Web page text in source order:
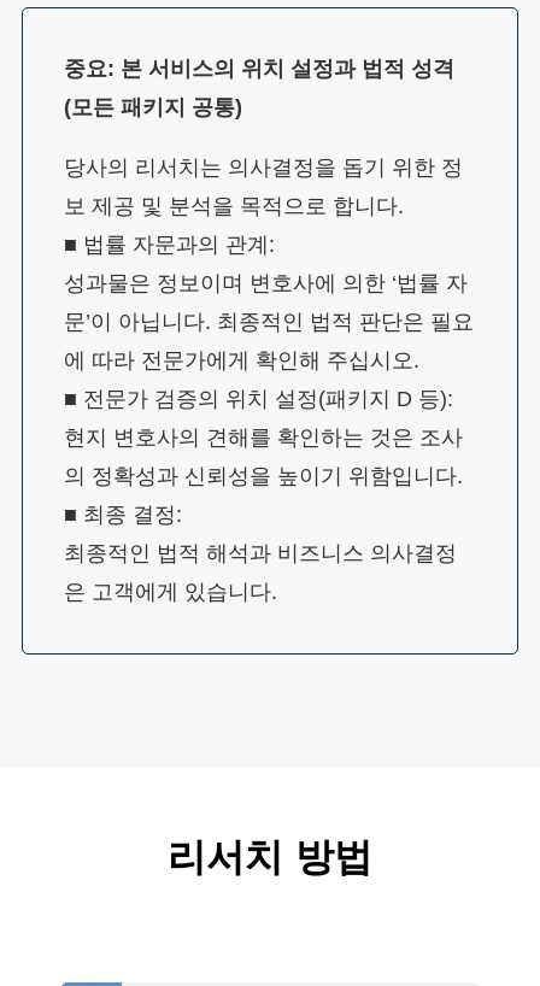
중요: 본 서비스의 위치 설정과 법적 성격
(모든 패키지 공통)
당사의 리서치는 의사결정을 돕기 위한 정
보 제공 및 분석을 목적으로 합니다.
■ 법률 자문과의 관계:
성과물은 정보이며 변호사에 의한 ‘법률 자
문’이 아닙니다. 최종적인 법적 판단은 필요
에 따라 전문가에게 확인해 주십시오.
■ 전문가 검증의 위치 설정(패키지 D 등):
현지 변호사의 견해를 확인하는 것은 조사
의 정확성과 신뢰성을 높이기 위함입니다.
■ 최종 결정:
최종적인 법적 해석과 비즈니스 의사결정
은 고객에게 있습니다.
리서치 방법